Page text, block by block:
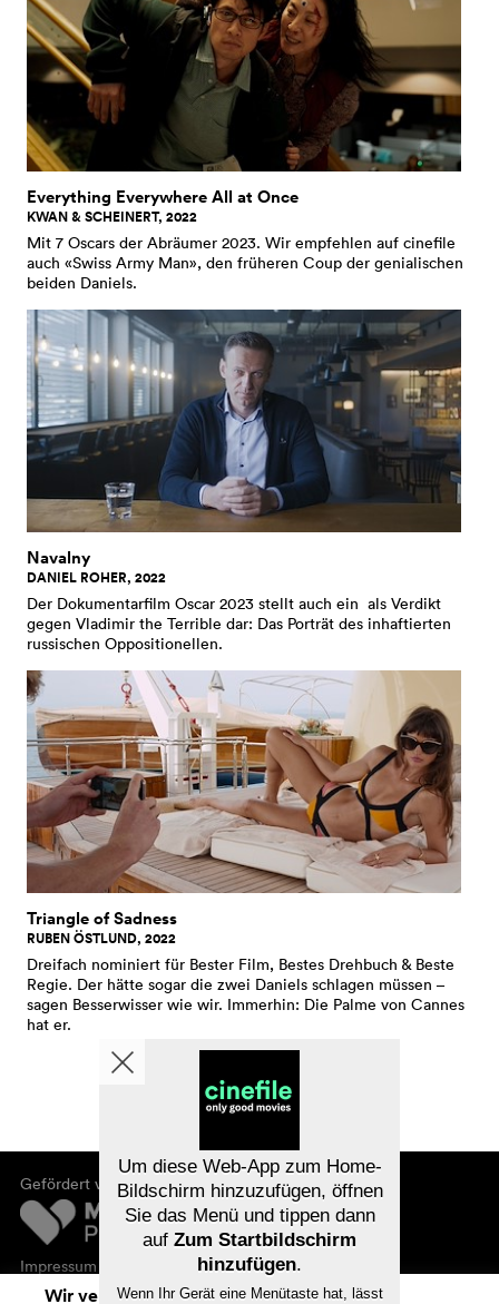
Everything Everywhere All at Once
KWAN & SCHEINERT, 2022
Mit 7 Oscars der Abräumer 2023. Wir empfehlen auf cinefile
auch «Swiss Army Man», den früheren Coup der genialischen
beiden Daniels.
Navalny
DANIEL ROHER, 2022
Der Dokumentarfilm Oscar 2023 stellt auch ein als Verdikt
gegen Vladimir the Terrible dar: Das Porträt des inhaftierten
russischen Oppositionellen.
Triangle of Sadness
RUBEN ÖSTLUND, 2022
Dreifach nominiert für Bester Film, Bestes Drehbuch & Beste
Regie. Der hätte sogar die zwei Daniels schlagen müssen –
sagen Besserwisser wie wir. Immerhin: Die Palme von Cannes
hat er.
Gefördert von
Impressum
Datenschutz
Wir verwenden Cookies. Mit dem
Um diese Web-App zum Home-
Bildschirm hinzuzufügen, öffnen
Sie das Menü und tippen dann
auf Zum Startbildschirm
hinzufügen.
Wenn Ihr Gerät eine Menütaste hat, lässt